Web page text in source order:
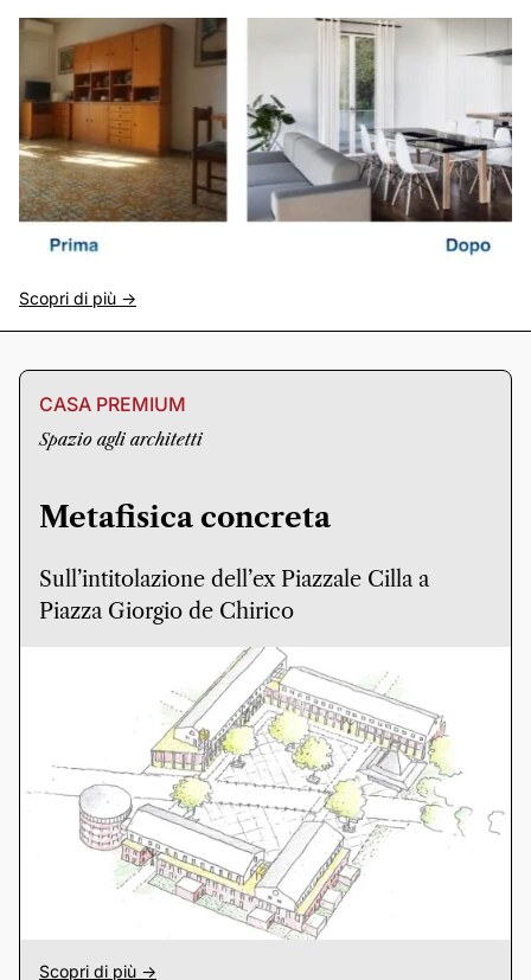
Scopri di più ->
CASA PREMIUM
Spazio agli architetti
Metafisica concreta
Sull’intitolazione dell’ex Piazzale Cilla a
Piazza Giorgio de Chirico
Scopri di più ->